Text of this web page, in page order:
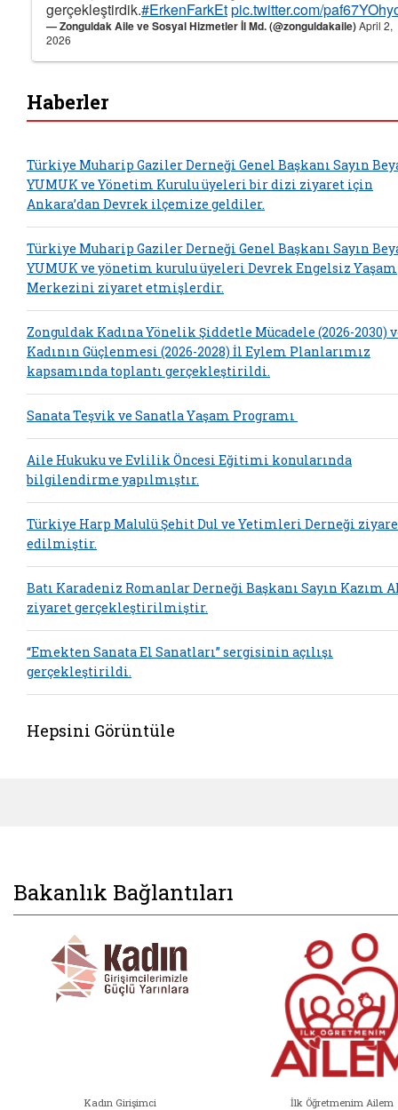
gerçekleştirdik.#ErkenFarkEtpic.twitter.com/
— Zonguldak Aile ve Sosyal Hizmetler İl Md. (@zonguldakaile)April 2,
2026
Haberler
Türkiye Muharip Gaziler Derneği Genel Başkanı Sayın
YUMUK ve Yönetim Kurulu üyeleri bir dizi ziyaret için
Ankara’dan Devrek ilçemize geldiler.
Türkiye Muharip Gaziler Derneği Genel Başkanı Sayın
YUMUK ve yönetim kurulu üyeleri Devrek Engelsiz Yaşam
Merkezini ziyaret etmişlerdir.
Zonguldak Kadına Yönelik Şiddetle Mücadele (2026-2030)
Kadının Güçlenmesi (2026-2028) İl Eylem Planlarımız
kapsamında toplantı gerçekleştirildi.
Sanata Teşvik ve Sanatla Yaşam Programı
Aile Hukuku ve Evlilik Öncesi Eğitimi konularında
bilgilendirme yapılmıştır.
Türkiye Harp Malulü Şehit Dul ve Yetimleri Derneği
edilmiştir.
Batı Karadeniz Romanlar Derneği Başkanı Sayın Kazım
ziyaret gerçekleştirilmiştir.
“Emekten Sanata El Sanatları” sergisinin açılışı
gerçekleştirildi.
Hepsini Görüntüle
Bakanlık Bağlantıları
Kadın Girişimci İlk Öğretmenim Ailem